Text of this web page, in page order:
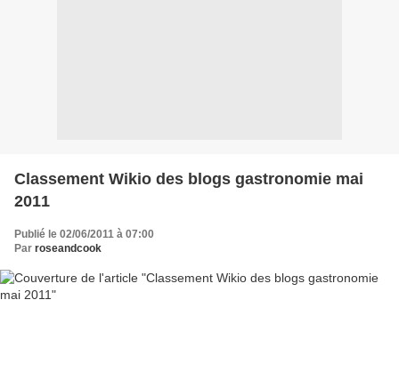
Classement Wikio des blogs gastronomie mai
2011
Publié le 02/06/2011 à 07:00
Par roseandcook